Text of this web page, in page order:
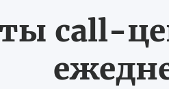
call-